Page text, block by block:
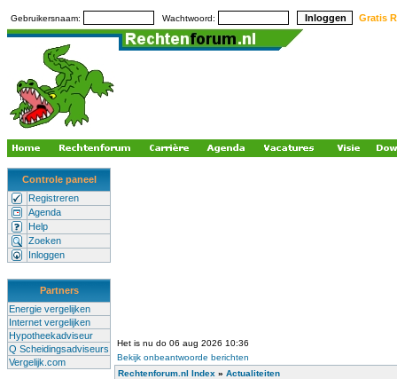
Gebruikersnaam: Wachtwoord: Gratis
Controle paneel
Registreren
Agenda
Help
Zoeken
Inloggen
Partners
Energie vergelijken
Internet vergelijken
Hypotheekadviseur
Q Scheidingsadviseurs
Vergelijk.com
Het is nu do 06 aug 2026 10:36
Bekijk onbeantwoorde berichten
Rechtenforum.nl Index » Actualiteiten